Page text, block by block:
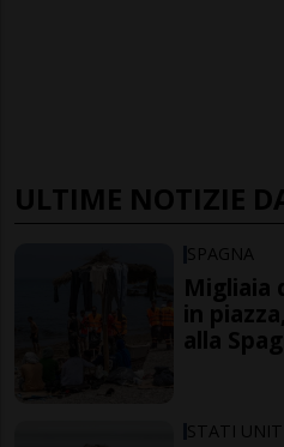
ULTIME NOTIZIE
SPAGNA
Migliaia
in
alla
STATI